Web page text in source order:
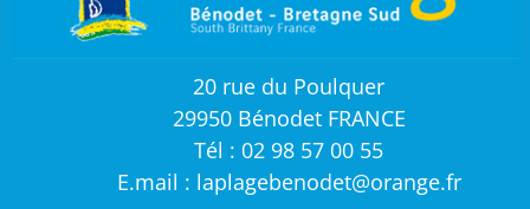
20 rue du Poulquer
29950 Bénodet FRANCE
Tél : 02 98 57 00 55
E.mail : laplagebenodet@orange.fr